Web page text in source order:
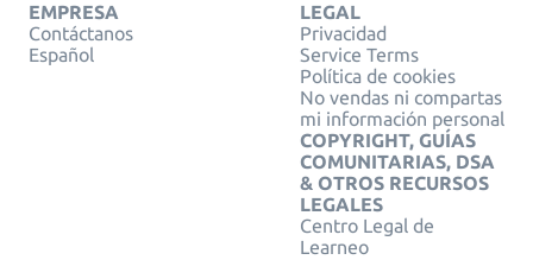
EMPRESA
Contáctanos
Español
LEGAL
Privacidad
Service Terms
Política de cookies
No vendas ni compartas
mi información personal
COPYRIGHT, GUÍAS
COMUNITARIAS, DSA
& OTROS RECURSOS
LEGALES
Centro Legal de
Learneo